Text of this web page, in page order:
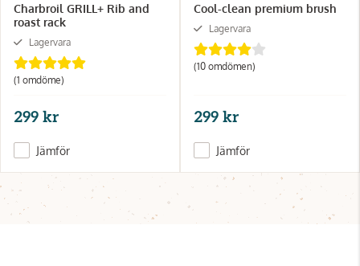
Charbroil GRILL+ Rib and
roast rack
Lagervara
(1 omdöme)
299 kr
Jämför
Cool-clean premium brush
Lagervara
(10 omdömen)
299 kr
Jämför